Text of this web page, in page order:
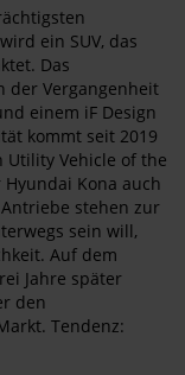
ein SUV, das
Das
der Vergangenheit
einem iF Design
kommt seit 2019
Utility Vehicle of the
Kona auch
stehen zur
sein will,
Auf dem
Jahre später
den
Tendenz: